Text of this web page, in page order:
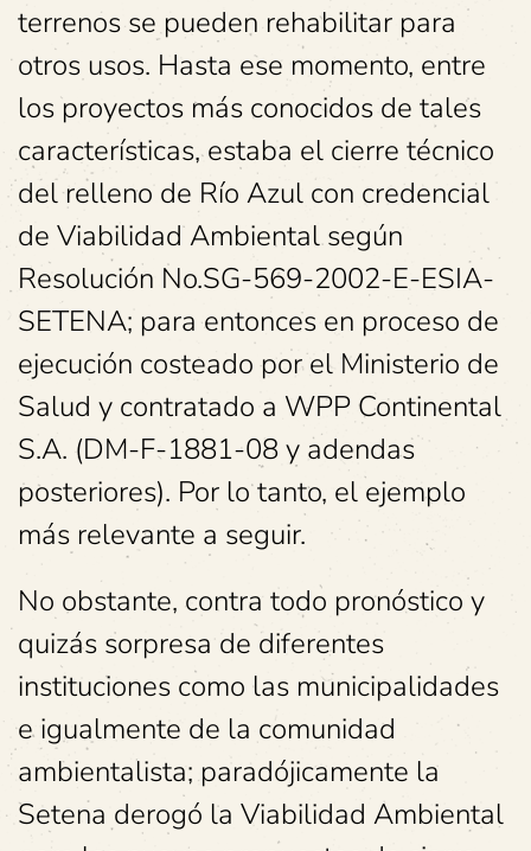
terrenos se pueden rehabilitar para
otros usos. Hasta ese momento, entre
los proyectos más conocidos de tales
características, estaba el cierre técnico
del relleno de Río Azul con credencial
de Viabilidad Ambiental según
Resolución No.SG-569-2002-E-ESIA-
SETENA; para entonces en proceso de
ejecución costeado por el Ministerio de
Salud y contratado a WPP Continental
S.A. (DM-F-1881-08 y adendas
posteriores). Por lo tanto, el ejemplo
más relevante a seguir.
No obstante, contra todo pronóstico y
quizás sorpresa de diferentes
instituciones como las municipalidades
e igualmente de la comunidad
ambientalista; paradójicamente la
Setena derogó la Viabilidad Ambiental